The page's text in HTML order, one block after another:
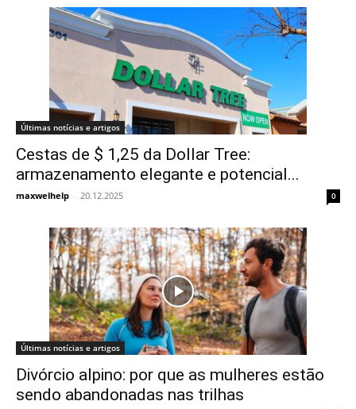
Últimas notícias e artigos
Cestas de $ 1,25 da Dollar Tree:
armazenamento elegante e potencial...
maxwelhelp - 20.12.2025 0
Últimas notícias e artigos
Divórcio alpino: por que as mulheres estão
sendo abandonadas nas trilhas